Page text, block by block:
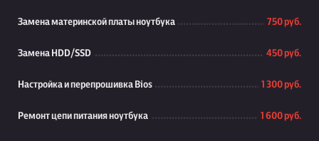
Замена материнской платы ноутбука 750 руб.
Замена HDD/SSD 450 руб.
Настройка и перепрошивка Bios 1 300 руб.
Ремонт цепи питания ноутбука 1 600 руб.